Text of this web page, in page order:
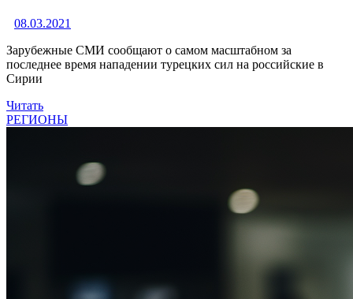
08.03.2021
Зарубежные СМИ сообщают о самом масштабном за
последнее время нападении турецких сил на российские в
Сирии
Читать
РЕГИОНЫ